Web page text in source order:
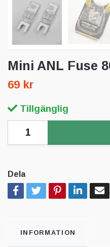
Mini ANL Fuse
69 kr
Tillgänglig
Dela
INFORMATION